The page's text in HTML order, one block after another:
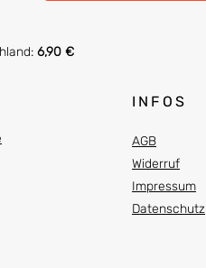
6,90 €
INFOS
AGB
Widerruf
Impressum
Datenschutz